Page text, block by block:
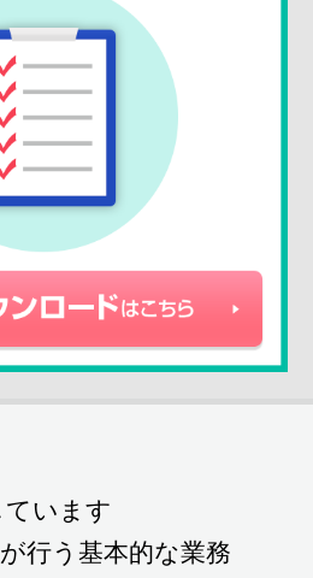
ています
行う基本的な業務